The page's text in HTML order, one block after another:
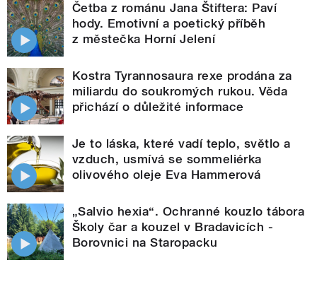
Četba z románu Jana Štiftera: Paví
hody. Emotivní a poetický příběh
z městečka Horní Jelení
Kostra Tyrannosaura rexe prodána za
miliardu do soukromých rukou. Věda
přichází o důležité informace
Je to láska, které vadí teplo, světlo a
vzduch, usmívá se sommeliérka
olivového oleje Eva Hammerová
„Salvio hexia“. Ochranné kouzlo tábora
Školy čar a kouzel v Bradavicích -
Borovnici na Staropacku